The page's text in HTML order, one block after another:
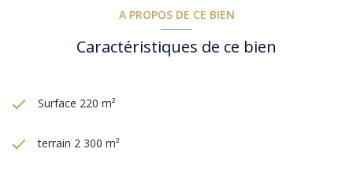
A PROPOS DE CE BIEN
Caractéristiques de ce bien
Surface 220 m²
terrain 2 300 m²